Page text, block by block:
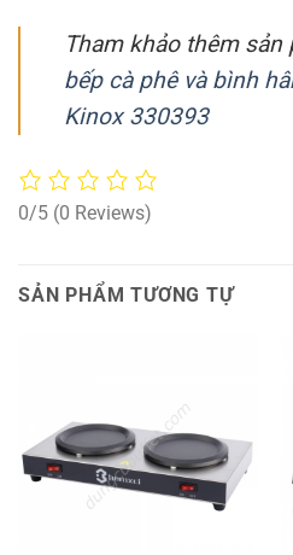
Tham khảo thêm
bếp cà phê và bình
Kinox 330393
0/5 (0 Reviews)
SẢN PHẨM TƯƠNG TỰ